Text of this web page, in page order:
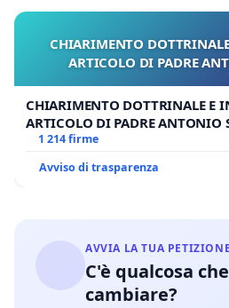
CHIARIMENTO
ARTICOLO DI PADRE
CHIARIMENTO DOTTRINALE E
ARTICOLO DI PADRE ANTONIO
1 214 firme
Avviso di trasparenza
AVVIA LA TUA PETIZIONE
C'è qualcosa
cambiare?